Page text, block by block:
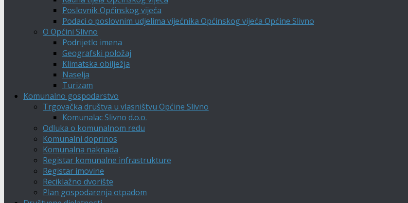
Poslovnik Općinskog vijeća
Podaci o poslovnim udjelima vijećnika Općinskog vijeća Općine Slivno
O Općini Slivno
Podrijetlo imena
Geografski položaj
Klimatska obilježja
Naselja
Turizam
Komunalno gospodarstvo
Trgovačka društva u vlasništvu Općine Slivno
Komunalac Slivno d.o.o.
Odluka o komunalnom redu
Komunalni doprinos
Komunalna naknada
Registar komunalne infrastrukture
Registar imovine
Reciklažno dvorište
Plan gospodarenja otpadom